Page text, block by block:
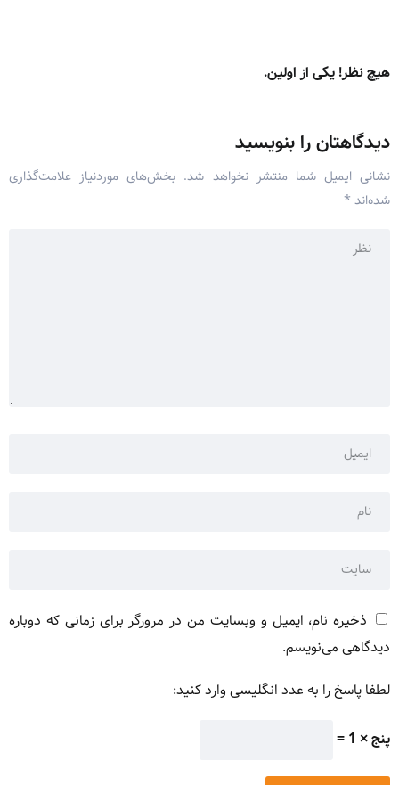
هیچ نظر! یکی از اولین.
دیدگاهتان را بنویسید
نشانی ایمیل شما منتشر نخواهد شد. بخش‌های موردنیاز علامت‌گذاری
شده‌اند *
ذخیره نام، ایمیل و وبسایت من در مرورگر برای زمانی که دوباره
دیدگاهی می‌نویسم.
لطفا پاسخ را به عدد انگلیسی وارد کنید:
پنج × 1 =